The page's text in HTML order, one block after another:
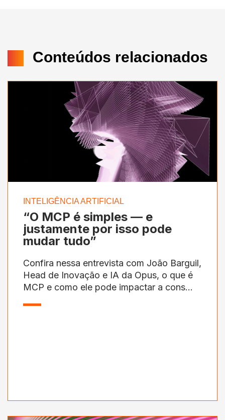
Conteúdos relacionados
INTELIGÊNCIA ARTIFICIAL
“O MCP é simples — e
justamente por isso pode
mudar tudo”
Confira nessa entrevista com João Barguil,
Head de Inovação e IA da Opus, o que é
MCP e como ele pode impactar a cons...